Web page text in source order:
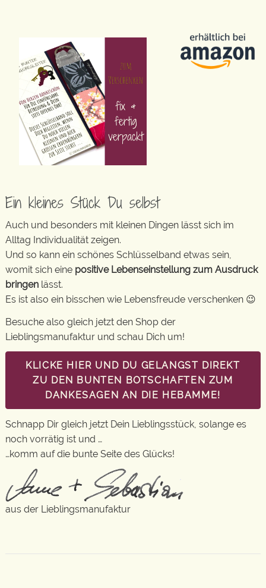
Ein kleines Stück Du selbst
Auch und besonders mit kleinen Dingen lässt sich im
Alltag Individualität zeigen.
Und so kann ein schönes Schlüsselband etwas sein,
womit sich eine positive Lebenseinstellung zum Ausdruck
bringen lässt.
Es ist also ein bisschen wie Lebensfreude verschenken 😉
Besuche also gleich jetzt den Shop der
Lieblingsmanufaktur und schau Dich um!
KLICKE HIER UND DU GELANGST DIREKT
ZU DEN BUNTEN BOTSCHAFTEN ZUM
DANKESAGEN AN DIE HEBAMME!
Schnapp Dir gleich jetzt Dein Lieblingsstück, solange es
noch vorrätig ist und …
…komm auf die bunte Seite des Glücks!
aus der Lieblingsmanufaktur